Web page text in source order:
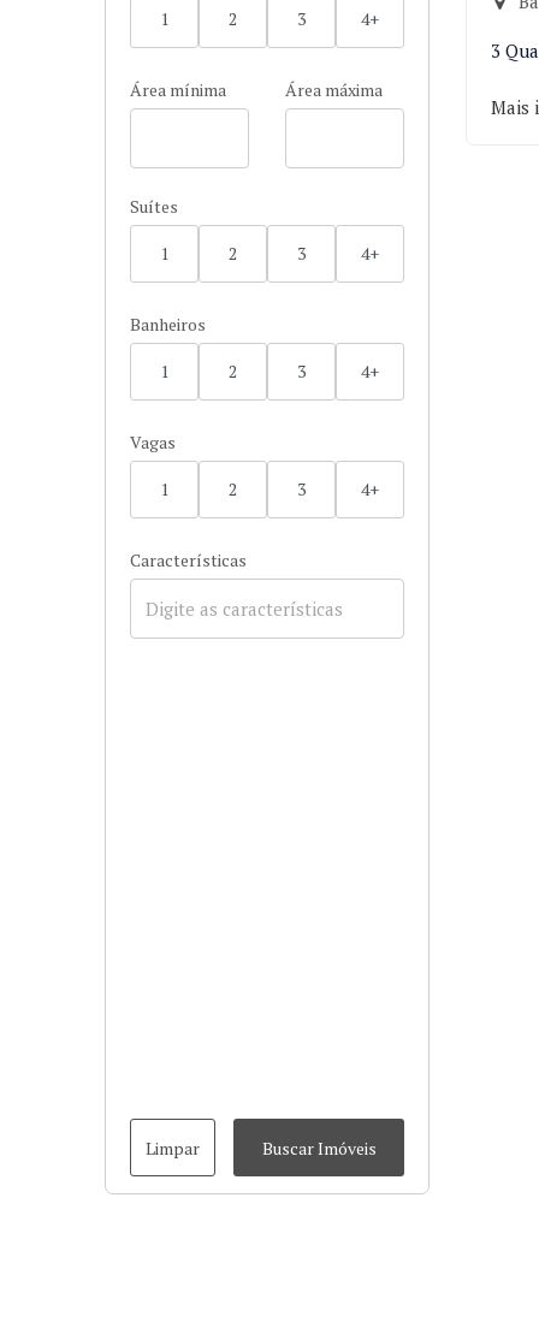
1 2 3 4+
Área mínima Área máxima
Suítes
1 2 3 4+
Banheiros
1 2 3 4+
Vagas
1 2 3 4+
Características
Limpar Buscar Imóveis
3
Mais